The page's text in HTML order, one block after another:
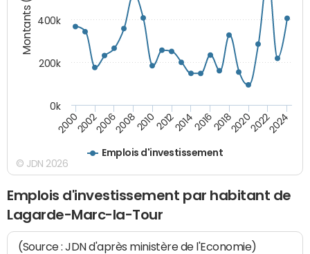
Montants (€)
Emplois d'investissement
200020022006200820102012201420162018202020222024
0k
200k
400k
© JDN 2026
Emplois d'investissement par habitant de
Lagarde-Marc-la-Tour
(Source : JDN d'après ministère de l'Economie)